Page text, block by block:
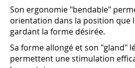
Son ergonomie "bendable"
orientation dans la position que
gardant la forme désirée.
Sa forme allongé et son "gland"
permettent une stimulation